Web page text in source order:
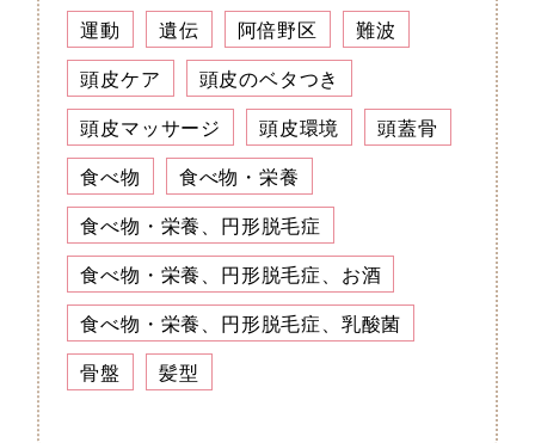
運動
遺伝 阿倍野区
難波
頭皮ケア
頭皮のベタつき
頭皮マッサージ
頭皮環境
頭蓋骨
食べ物
食べ物・栄養
食べ物・栄養、円形脱毛症
食べ物・栄養、円形脱毛症、お酒
食べ物・栄養、円形脱毛症、乳酸菌
骨盤
髪型